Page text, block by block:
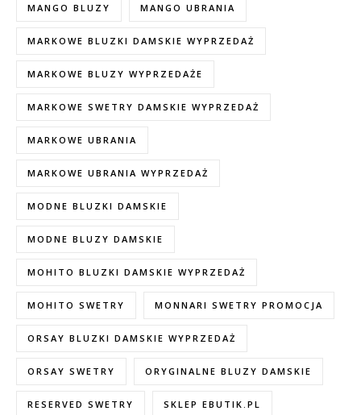
MANGO BLUZY MANGO UBRANIA
MARKOWE BLUZKI DAMSKIE WYPRZEDAŻ
MARKOWE BLUZY WYPRZEDAŻE
MARKOWE SWETRY DAMSKIE WYPRZEDAŻ
MARKOWE UBRANIA
MARKOWE UBRANIA WYPRZEDAŻ
MODNE BLUZKI DAMSKIE
MODNE BLUZY DAMSKIE
MOHITO BLUZKI DAMSKIE WYPRZEDAŻ
MOHITO SWETRY MONNARI SWETRY PROMOCJA
ORSAY BLUZKI DAMSKIE WYPRZEDAŻ
ORSAY SWETRY ORYGINALNE BLUZY DAMSKIE
RESERVED SWETRY SKLEP EBUTIK.PL